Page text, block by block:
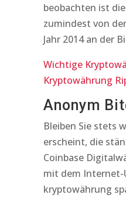
beobachten ist
zumindest von
Jahr 2014 an der
Wichtige
Kryptowährung
Anonym
Bleiben Sie stets
erscheint, die
Coinbase
mit dem Internet-
kryptowährung